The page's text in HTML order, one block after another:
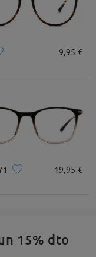
9,95 €
19,95 €
15% dto